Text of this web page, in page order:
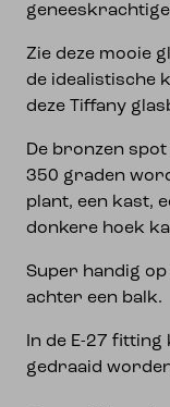
Zie deze mooie
de idealistische
deze Tiffany
De bronzen
350 graden
plant, een kast,
donkere hoek
Super handig
achter een balk.
In de E-27
gedraaid